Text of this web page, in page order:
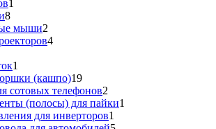
1
88
товаров
мыши2
товара
44
1
товар(кашпо)1919
товаров
сотовых телефонов2
товара
(полосы) для пайки1
для инверторов1